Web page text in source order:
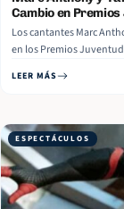
Cambio en
Los cantantes Marc
en los Premios
edición en Europa,
LEER MÁS
ESPECTÁCULOS